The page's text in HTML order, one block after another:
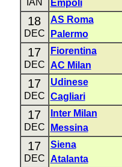
IAN Empoli
18
DEC
AS Roma
Palermo
17
DEC
Fiorentina
AC Milan
17
DEC
Udinese
Cagliari
17
DEC
Inter Milan
Messina
17
DEC
Siena
Atalanta